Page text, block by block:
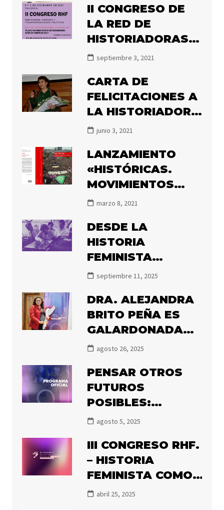
II CONGRESO DE
LA RED DE
HISTORIADORAS
FEMINISTAS 2021
septiembre 3, 2021
CARTA DE
FELICITACIONES A
LA HISTORIADORA
MARÍA ANGÉLICA
PREMIO ATENEA
2020
junio 3, 2021
LANZAMIENTO
«HISTÓRICAS.
MOVIMIENTOS
FEMINISTAS Y DE
CHILE, 1850-2020»
marzo 8, 2021
DESDE LA
HISTORIA
FEMINISTA
DECIMOS NUNCA
septiembre 11, 2025
DRA. ALEJANDRA
BRITO PEÑA ES
GALARDONADA
CON EL PREMIO
2025
agosto 26, 2025
PENSAR OTROS
FUTUROS
POSIBLES:
PRONTO
CONGRESO DE
HISTORIADORAS
FEMINISTAS
agosto 5, 2025
III CONGRESO RHF.
– HISTORIA
FEMINISTA COMO
RESISTENCIA:
abril 25, 2025